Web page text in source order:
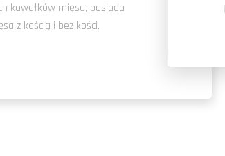
kawałków mięsa, posiada
z kością i bez kości.